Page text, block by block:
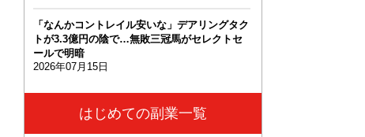
「なんかコントレイル安いな」デアリングタク
トが3.3億円の陰で…無敗三冠馬がセレクトセ
ールで明暗
2026年07月15日
はじめての副業一覧